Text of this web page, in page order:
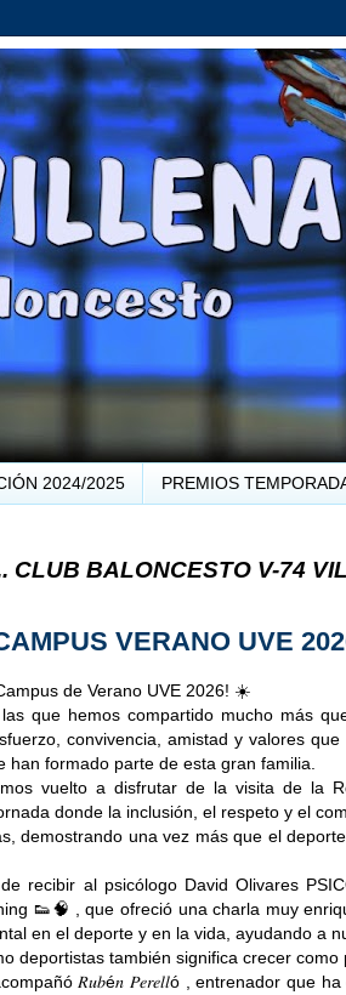
2024/2025 PREMIOS
V-74 VILLENA
VERANO UVE
de Verano UVE 2026! ☀️
que hemos compartido mucho más
convivencia, amistad y valores que
han formado parte de esta gran familia.
vuelto a disfrutar de la visita de la
donde la inclusión, el respeto y el
demostrando una vez más que el
recibir al psicólogo David Olivares
👟🧠 , que ofreció una charla muy
en el deporte y en la vida, ayudando a
deportistas también significa crecer como
𝑅𝑢𝑏é𝑛 𝑃𝑒𝑟𝑒𝑙𝑙ó , entrenador que